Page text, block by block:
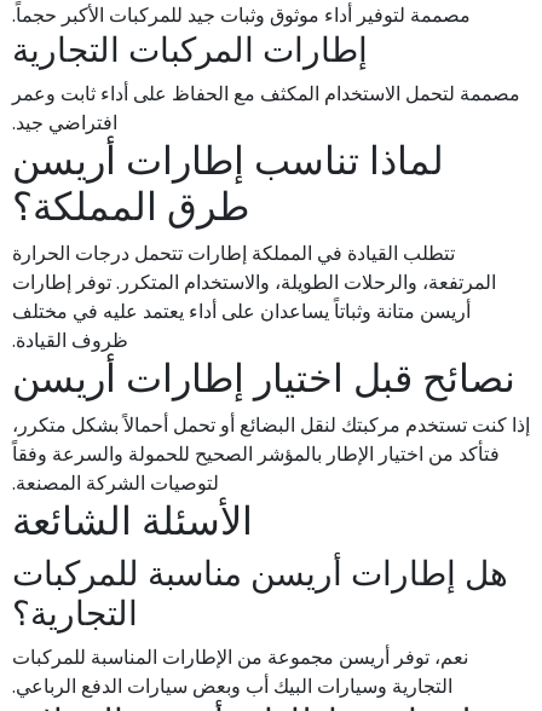
مصممة لتوفير أداء موثوق وثبات جيد للمركبات الأكبر حجماً.
إطارات المركبات التجارية
مصممة لتحمل الاستخدام المكثف مع الحفاظ على أداء ثابت وعمر
افتراضي جيد.
لماذا تناسب إطارات أريسن
طرق المملكة؟
تتطلب القيادة في المملكة إطارات تتحمل درجات الحرارة
المرتفعة، والرحلات الطويلة، والاستخدام المتكرر. توفر إطارات
أريسن متانة وثباتاً يساعدان على أداء يعتمد عليه في مختلف
ظروف القيادة.
نصائح قبل اختيار إطارات أريسن
إذا كنت تستخدم مركبتك لنقل البضائع أو تحمل أحمالاً بشكل متكرر،
فتأكد من اختيار الإطار بالمؤشر الصحيح للحمولة والسرعة وفقاً
لتوصيات الشركة المصنعة.
الأسئلة الشائعة
هل إطارات أريسن مناسبة للمركبات
التجارية؟
نعم، توفر أريسن مجموعة من الإطارات المناسبة للمركبات
التجارية وسيارات البيك أب وبعض سيارات الدفع الرباعي.